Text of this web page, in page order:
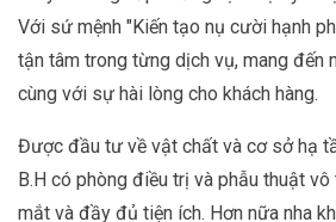
Với sứ mệnh "Kiến tạo nụ cười hạnh
tận tâm trong từng dịch vụ, mang đến
cùng với sự hài lòng cho khách hàng.
Được đầu tư về vật chất và cơ sở hạ
B.H có phòng điều trị và phẫu thuật
mắt và đầy đủ tiện ích. Hơn nữa nha